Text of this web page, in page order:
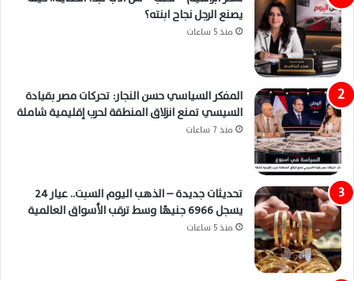
يصنع الرجل نجاح ابنته؟
منذ 5 ساعات
المفكر السياسي حسن النجار: تحركات مصر بقيادة
السيسي تمنع انزلاق المنطقة لحرب إقليمية شاملة
منذ 7 ساعات
تحديثات جديدة – الذهب اليوم السبت.. عيار 24
يسجل 6966 جنيهًا وسط ترقب الأسواق العالمية
منذ 5 ساعات